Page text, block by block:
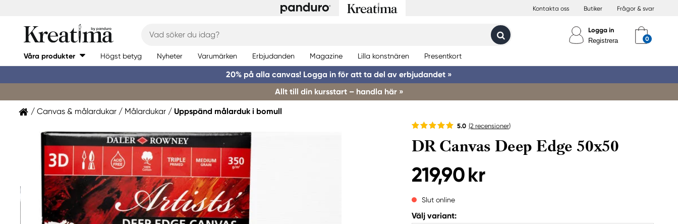
Kontakta oss Butiker Frågor & svar
Logga in
Registrera
Våra produkter Högst betyg Nyheter Varumärken Erbjudanden Magazine Lilla konstnären Presentkort
20% på alla canvas! Logga in för att ta del av erbjudandet »
Allt till din kursstart – handla här »
Canvas & målardukar Målardukar Uppspänd målarduk i bomull
5.0 (2 recensioner)
DR Canvas Deep Edge 50x50
219,90 kr
Slut online
Välj variant: